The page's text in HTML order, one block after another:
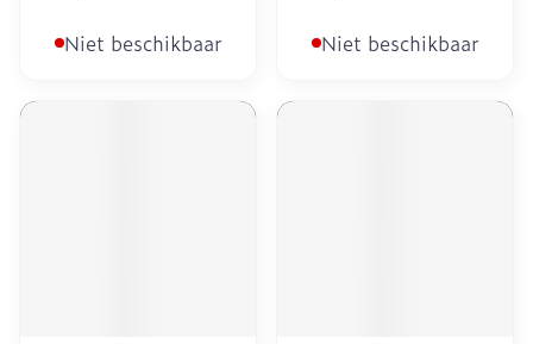
Niet beschikbaar Niet beschikbaar